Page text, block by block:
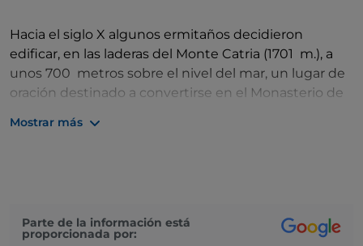
Hacia el siglo X algunos ermitaños decidieron
edificar, en las laderas del Monte Catria (1701 m.), a
unos 700 metros sobre el nivel del mar, un lugar de
oración destinado a convertirse en el Monasterio de
Mostrar más
Parte de la información está
proporcionada por: